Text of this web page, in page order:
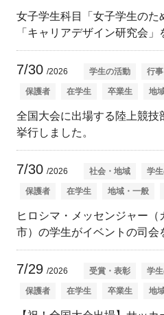
女子学生科目「女子学生の
「キャリアデザイン研究会」
7/30 /2026 学生の活動 行事
保護者 在学生 卒業生 地
全国大会に出場する陸上競技
挙行しました。
7/30 /2026 社会・地域 学
保護者 在学生 地域・一般
ヒロシマ・メッセンジャー
市）の学生がイベントの司会
7/29 /2026 受賞・表彰 学
保護者 在学生 卒業生 地